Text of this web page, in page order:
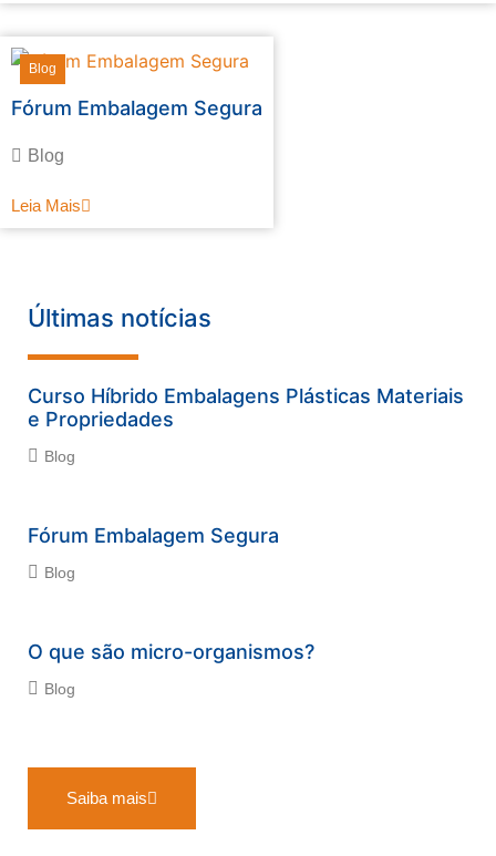
Blog
Fórum Embalagem Segura
Blog
Leia Mais
Últimas notícias
Curso Híbrido Embalagens Plásticas Materiais
e Propriedades
Blog
Fórum Embalagem Segura
Blog
O que são micro-organismos?
Blog
Saiba mais